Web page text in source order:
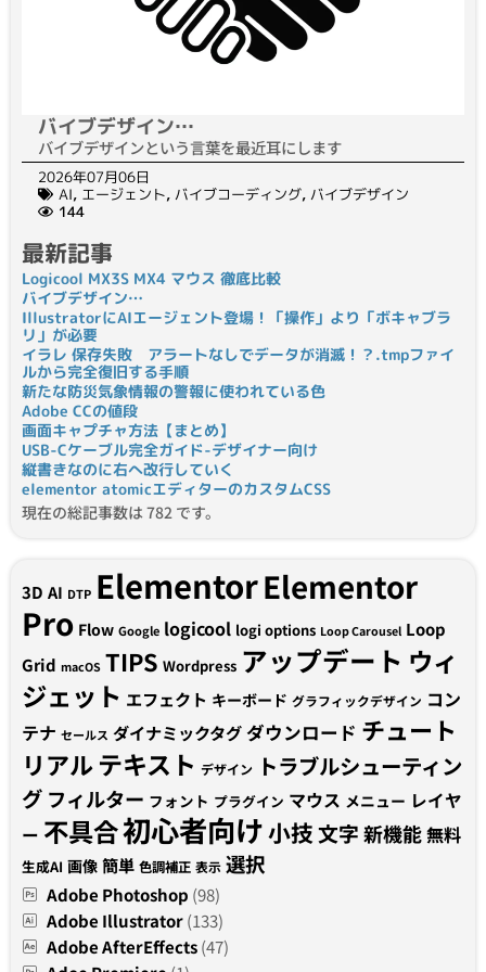
バイブデザイン…
バイブデザインという言葉を最近耳にします
2026年07月06日
AI, エージェント, バイブコーディング, バイブデザイン
144
最新記事
Logicool MX3S MX4 マウス 徹底比較
バイブデザイン…
IllustratorにAIエージェント登場！「操作」より「ボキャブラ
リ」が必要
イラレ 保存失敗 アラートなしでデータが消滅！？.tmpファイ
ルから完全復旧する手順
新たな防災気象情報の警報に使われている色
Adobe CCの値段
画面キャプチャ方法【まとめ】
USB-Cケーブル完全ガイド-デザイナー向け
縦書きなのに右へ改行していく
elementor atomicエディターのカスタムCSS
現在の総記事数は 782 です。
3D AI DTP ElementorElementor
Pro Flow Google logicool logi options Loop Carousel Loop
Grid macOS TIPS Wordpress アップデート ウィ
ジェット エフェクト キーボード グラフィックデザイン コン
テナ セールス ダイナミックタグダウンロード チュート
リアルテキスト デザイン トラブルシューティン
グ フィルター フォント プラグイン マウス メニュー レイヤ
ー 不具合初心者向け小技文字新機能無料
生成AI 画像 簡単 色調補正 表示 選択
Adobe Photoshop (98)
Adobe Illustrator(133)
Adobe AfterEffects(47)